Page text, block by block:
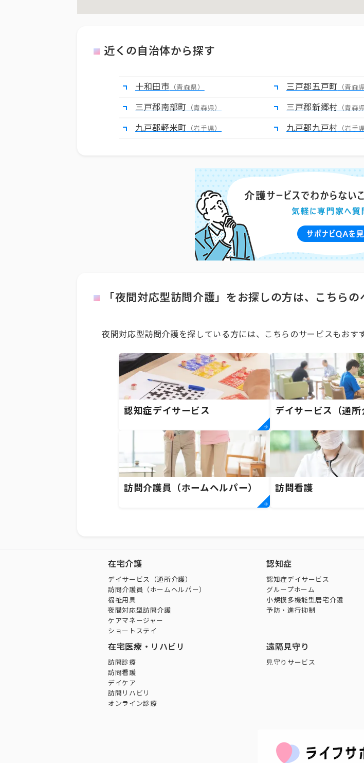
近くの自治体から探す
十和田市 （青森県） 三戸郡五戸町 （青森
三戸郡南部町 （青森県） 三戸郡新郷村 （青森
九戸郡軽米町 （岩手県） 九戸郡九戸村 （岩手
「夜間対応型訪問介護」をお探しの方は、こちら
夜間対応型訪問介護を探している方には、こちらのサービスもおす
認知症デイサービス デイサービス（通所
訪問介護員（ホームヘルパー） 訪問看護
在宅介護
デイサービス（通所介護）
訪問介護員（ホームヘルパー）
福祉用具
夜間対応型訪問介護
ケアマネージャー
ショートステイ
認知症
認知症デイサービス
グループホーム
小規模多機能型居宅介護
予防・進行抑制
在宅医療・リハビリ
訪問診療
訪問看護
デイケア
訪問リハビリ
オンライン診療
遠隔見守り
見守りサービス